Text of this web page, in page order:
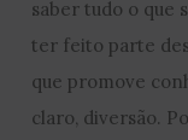
saber tudo o que
ter feito parte
que promove
claro, diversão.